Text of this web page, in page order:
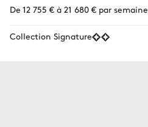
De 12 755 € à 21 680 € par semaine
Collection Signature